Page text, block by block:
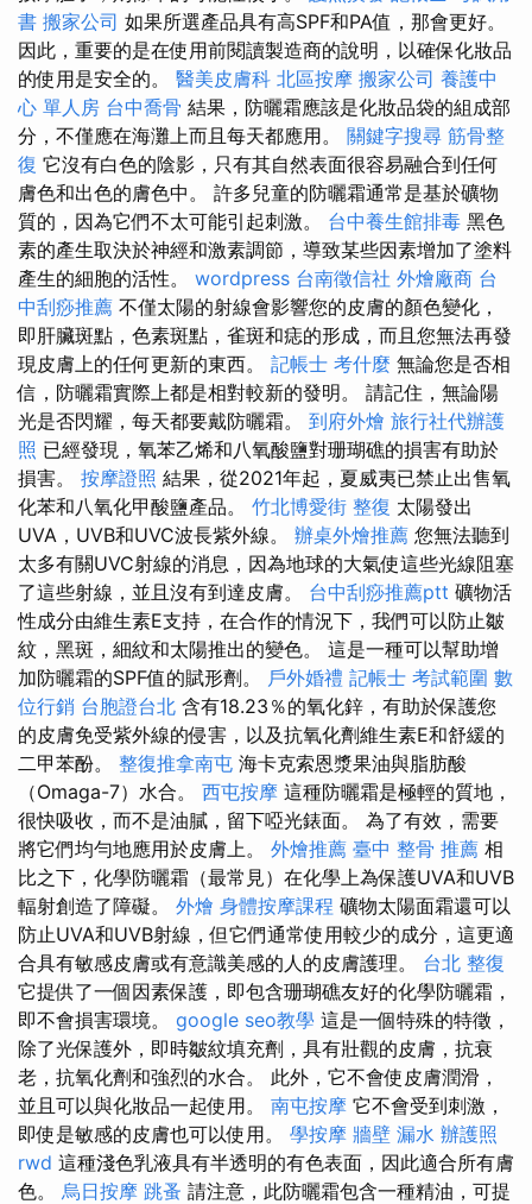
書 搬家公司 如果所選產品具有高SPF和PA值，那會更好。
因此，重要的是在使用前閱讀製造商的說明，以確保化妝品
的使用是安全的。 醫美皮膚科 北區按摩 搬家公司 養護中
心 單人房 台中喬骨 結果，防曬霜應該是化妝品袋的組成部
分，不僅應在海灘上而且每天都應用。 關鍵字搜尋 筋骨整
復 它沒有白色的陰影，只有其自然表面很容易融合到任何
膚色和出色的膚色中。 許多兒童的防曬霜通常是基於礦物
質的，因為它們不太可能引起刺激。 台中養生館排毒 黑色
素的產生取決於神經和激素調節，導致某些因素增加了塗料
產生的細胞的活性。 wordpress 台南徵信社 外燴廠商 台
中刮痧推薦 不僅太陽的射線會影響您的皮膚的顏色變化，
即肝臟斑點，色素斑點，雀斑和痣的形成，而且您無法再發
現皮膚上的任何更新的東西。 記帳士 考什麼 無論您是否相
信，防曬霜實際上都是相對較新的發明。 請記住，無論陽
光是否閃耀，每天都要戴防曬霜。 到府外燴 旅行社代辦護
照 已經發現，氧苯乙烯和八氧酸鹽對珊瑚礁的損害有助於
損害。 按摩證照 結果，從2021年起，夏威夷已禁止出售氧
化苯和八氧化甲酸鹽產品。 竹北博愛街 整復 太陽發出
UVA，UVB和UVC波長紫外線。 辦桌外燴推薦 您無法聽到
太多有關UVC射線的消息，因為地球的大氣使這些光線阻塞
了這些射線，並且沒有到達皮膚。 台中刮痧推薦ptt 礦物活
性成分由維生素E支持，在合作的情況下，我們可以防止皺
紋，黑斑，細紋和太陽推出的變色。 這是一種可以幫助增
加防曬霜的SPF值的賦形劑。 戶外婚禮 記帳士 考試範圍 數
位行銷 台胞證台北 含有18.23％的氧化鋅，有助於保護您
的皮膚免受紫外線的侵害，以及抗氧化劑維生素E和舒緩的
二甲苯酚。 整復推拿南屯 海卡克索恩漿果油與脂肪酸
（Omaga-7）水合。 西屯按摩 這種防曬霜是極輕的質地，
很快吸收，而不是油膩，留下啞光錶面。 為了有效，需要
將它們均勻地應用於皮膚上。 外燴推薦 臺中 整骨 推薦 相
比之下，化學防曬霜（最常見）在化學上為保護UVA和UVB
輻射創造了障礙。 外燴 身體按摩課程 礦物太陽面霜還可以
防止UVA和UVB射線，但它們通常使用較少的成分，這更適
合具有敏感皮膚或有意識美感的人的皮膚護理。 台北 整復
它提供了一個因素保護，即包含珊瑚礁友好的化學防曬霜，
即不會損害環境。 google seo教學 這是一個特殊的特徵，
除了光保護外，即時皺紋填充劑，具有壯觀的皮膚，抗衰
老，抗氧化劑和強烈的水合。 此外，它不會使皮膚潤滑，
並且可以與化妝品一起使用。 南屯按摩 它不會受到刺激，
即使是敏感的皮膚也可以使用。 學按摩 牆壁 漏水 辦護照
rwd 這種淺色乳液具有半透明的有色表面，因此適合所有膚
色。 烏日按摩 跳蚤 請注意，此防曬霜包含一種精油，可提